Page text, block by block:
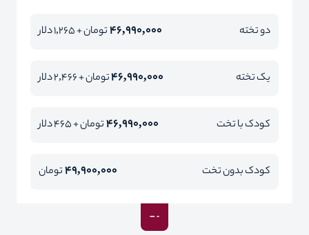
دو تخته 46,990,000تومان + 1,265 دلار
یک تخته 46,990,000تومان + 2,466 دلار
کودک با تخت 46,990,000تومان + 465 دلار
کودک بدون تخت 49,900,000تومان